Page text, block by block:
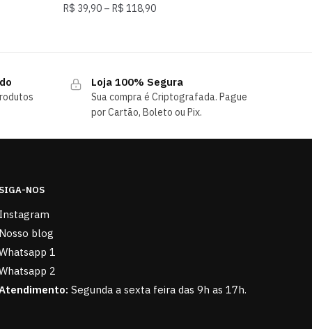
R$ 39,90– R$ 118,90
Loja 100% Segura
Sua compra é Criptografada. Pague
por Cartão, Boleto ou Pix.
NOS
blog
1
2
Segunda a sexta feira das 9h as 17h.